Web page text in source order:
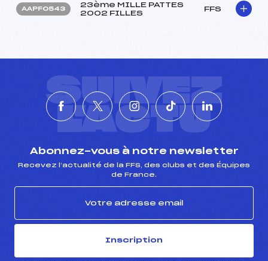
AAPF0543
23ème MILLE PATTES
2002 FILLES
FFS
SUIVEZ
L'ACTU
Abonnez-vous à notre newsletter
Recevez l’actualité de la FFS, des clubs et des Équipes
de France.
Inscription